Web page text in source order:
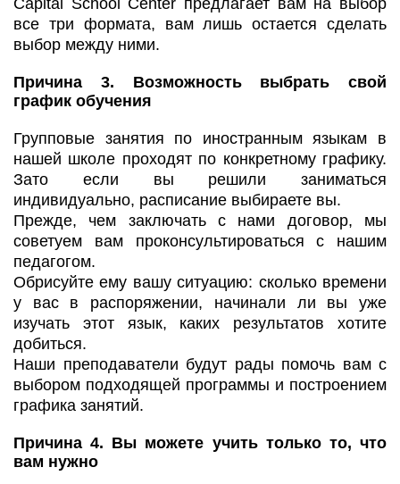
все три формата, вам лишь остается сделать
выбор между ними.
Причина 3. Возможность выбрать свой
график обучения
Групповые занятия по иностранным языкам в
нашей школе проходят по конкретному графику.
Зато если вы решили заниматься
индивидуально, расписание выбираете вы.
Прежде, чем заключать с нами договор, мы
советуем вам проконсультироваться с нашим
педагогом.
Обрисуйте ему вашу ситуацию: сколько времени
у вас в распоряжении, начинали ли вы уже
изучать этот язык, каких результатов хотите
добиться.
Наши преподаватели будут рады помочь вам с
выбором подходящей программы и построением
графика занятий.
Причина 4. Вы можете учить только то, что
вам нужно